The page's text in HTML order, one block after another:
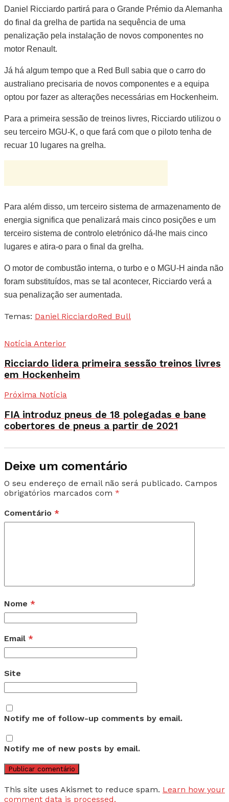
Daniel Ricciardo partirá para o Grande Prémio da Alemanha
do final da grelha de partida na sequência de uma
penalização pela instalação de novos componentes no
motor Renault.
Já há algum tempo que a Red Bull sabia que o carro do
australiano precisaria de novos componentes e a equipa
optou por fazer as alterações necessárias em Hockenheim.
Para a primeira sessão de treinos livres, Ricciardo utilizou o
seu terceiro MGU-K, o que fará com que o piloto tenha de
recuar 10 lugares na grelha.
Para além disso, um terceiro sistema de armazenamento de
energia significa que penalizará mais cinco posições e um
terceiro sistema de controlo eletrónico dá-lhe mais cinco
lugares e atira-o para o final da grelha.
O motor de combustão interna, o turbo e o MGU-H ainda não
foram substituídos, mas se tal acontecer, Ricciardo verá a
sua penalização ser aumentada.
Temas: Daniel RicciardoRed Bull
Notícia Anterior
Ricciardo lidera primeira sessão treinos livres
em Hockenheim
Próxima Notícia
FIA introduz pneus de 18 polegadas e bane
cobertores de pneus a partir de 2021
Deixe um comentário
O seu endereço de email não será publicado. Campos
obrigatórios marcados com *
Comentário *
Nome *
Email *
Site
Notify me of follow-up comments by email.
Notify me of new posts by email.
This site uses Akismet to reduce spam. Learn how your
comment data is processed.